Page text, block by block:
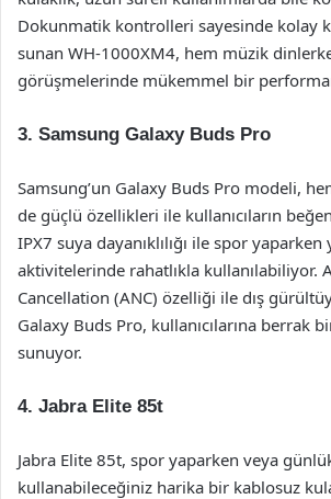
Dokunmatik kontrolleri sayesinde kolay
sunan WH-1000XM4, hem müzik
görüşmelerinde mükemmel bir
3. Samsung Galaxy Buds Pro
Samsung’un Galaxy Buds Pro modeli,
de güçlü özellikleri ile kullanıcıların
IPX7 suya dayanıklılığı ile spor yaparken
aktivitelerinde rahatlıkla kullanılabiliyor.
Cancellation (ANC) özelliği ile dış
Galaxy Buds Pro, kullanıcılarına berrak
sunuyor.
4. Jabra Elite 85t
Jabra Elite 85t, spor yaparken veya
kullanabileceğiniz harika bir kablosuz